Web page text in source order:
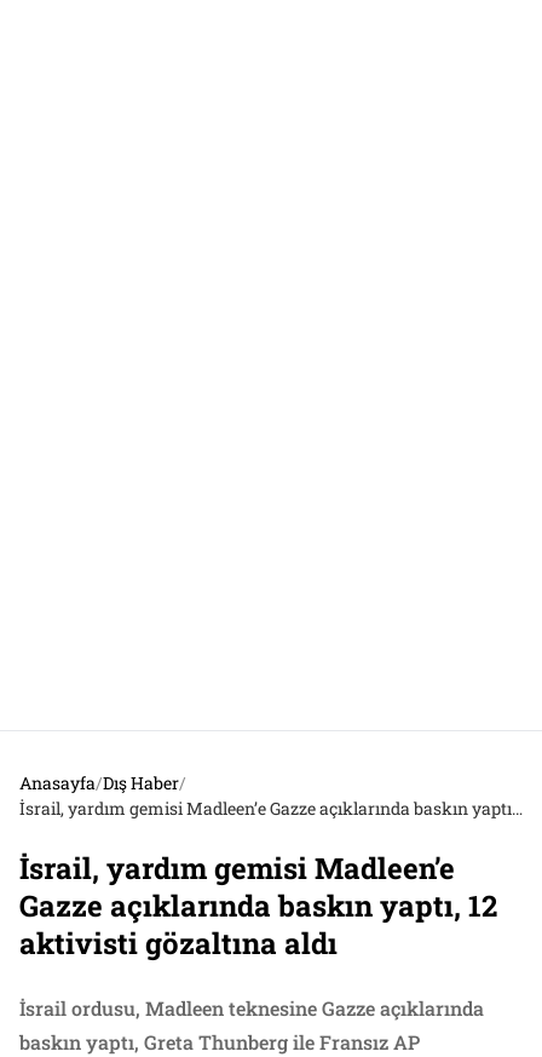
Anasayfa/Dış Haber/
İsrail, yardım gemisi Madleen’e Gazze açıklarında baskın yaptı, 12 aktivisti gözaltına aldı
İsrail, yardım gemisi Madleen’e
Gazze açıklarında baskın yaptı, 12
aktivisti gözaltına aldı
İsrail ordusu, Madleen teknesine Gazze açıklarında
baskın yaptı, Greta Thunberg ile Fransız AP